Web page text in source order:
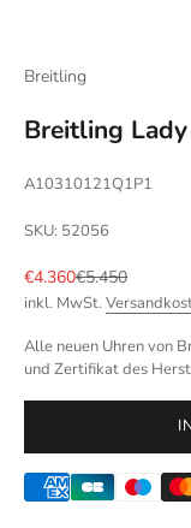
Breitling
Breitling
A10310121Q1P1
SKU: 52056
Angebot
€4.360Regulärer Preis
€5.450
inkl. MwSt.
Alle neuen Uhren von
und Zertifikat des